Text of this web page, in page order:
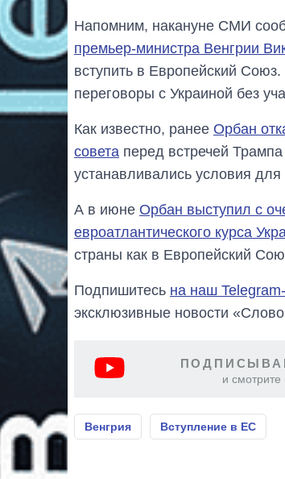
Напомним, накануне СМИ
премьер-министра Венгрии
вступить в Европейский
переговоры с Украиной без
Как известно, ранее Орбан
совета перед встречей
устанавливались условия
А в июне Орбан выступил с
евроатлантического курса
страны как в Европейский
Подпишитесь на наш
эксклюзивные новости
и
Венгрия Вступление в ЕС